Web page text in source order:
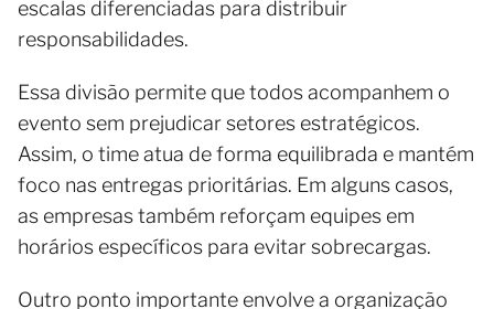
escalas diferenciadas para distribuir
responsabilidades.
Essa divisão permite que todos acompanhem o
evento sem prejudicar setores estratégicos.
Assim, o time atua de forma equilibrada e mantém
foco nas entregas prioritárias. Em alguns casos,
as empresas também reforçam equipes em
horários específicos para evitar sobrecargas.
Outro ponto importante envolve a organização